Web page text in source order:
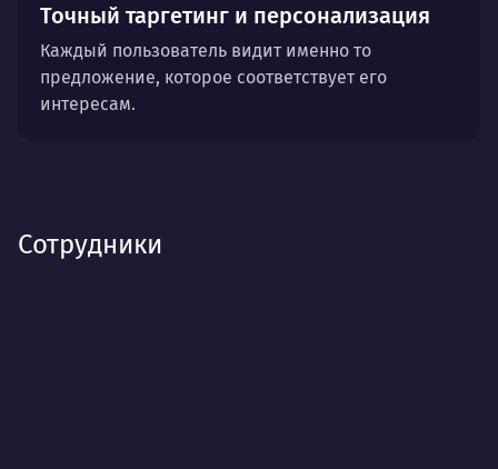
Точный таргетинг и персонализация
Каждый пользователь видит именно то
предложение, которое соответствует его
интересам.
Сотрудники